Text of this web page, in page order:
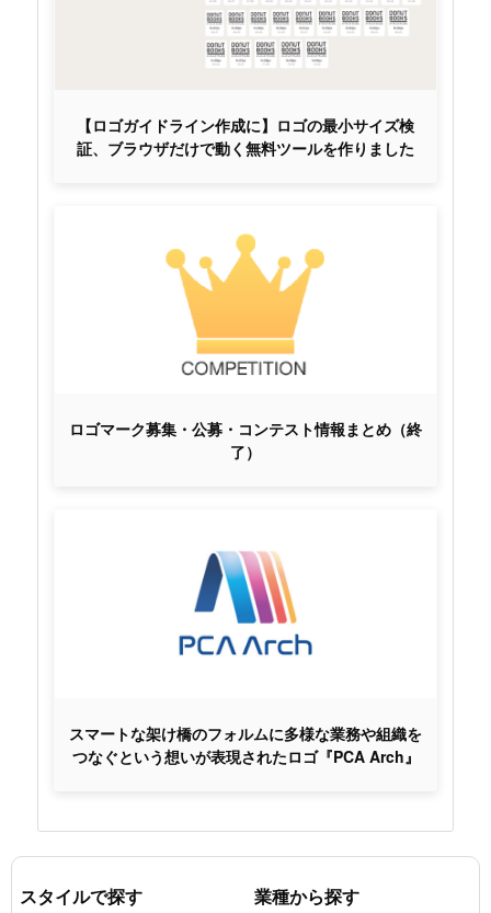
【ロゴガイドライン作成に】ロゴの最小サイズ検
証、ブラウザだけで動く無料ツールを作りました
ロゴマーク募集・公募・コンテスト情報まとめ（終
了）
スマートな架け橋のフォルムに多様な業務や組織を
つなぐという想いが表現されたロゴ『PCA Arch』
スタイルで探す 業種から探す